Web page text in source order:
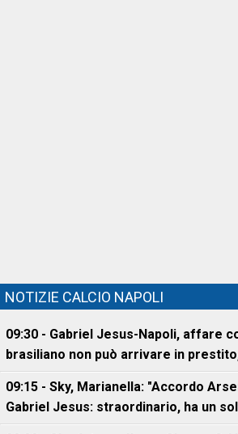
NOTIZIE CALCIO NAPOLI
09:30 - Gabriel Jesus-Napoli, affare
brasiliano non può arrivare in
09:15 - Sky, Marianella: "Accordo
Gabriel Jesus: straordinario, ha un